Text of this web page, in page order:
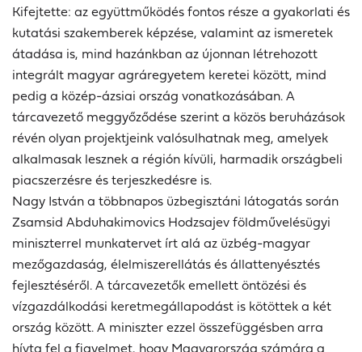
Kifejtette: az együttműködés fontos része a gyakorlati és
kutatási szakemberek képzése, valamint az ismeretek
átadása is, mind hazánkban az újonnan létrehozott
integrált magyar agráregyetem keretei között, mind
pedig a közép-ázsiai ország vonatkozásában. A
tárcavezető meggyőződése szerint a közös beruházások
révén olyan projektjeink valósulhatnak meg, amelyek
alkalmasak lesznek a régión kívüli, harmadik országbeli
piacszerzésre és terjeszkedésre is.
Nagy István a többnapos üzbegisztáni látogatás során
Zsamsid Abduhakimovics Hodzsajev földművelésügyi
miniszterrel munkatervet írt alá az üzbég-magyar
mezőgazdaság, élelmiszerellátás és állattenyésztés
fejlesztéséről. A tárcavezetők emellett öntözési és
vízgazdálkodási keretmegállapodást is kötöttek a két
ország között. A miniszter ezzel összefüggésben arra
hívta fel a figyelmet, hogy Magyarország számára a